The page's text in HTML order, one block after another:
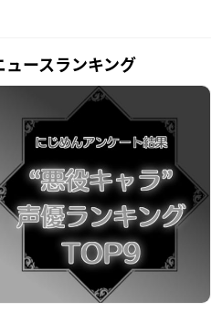
ースランキング